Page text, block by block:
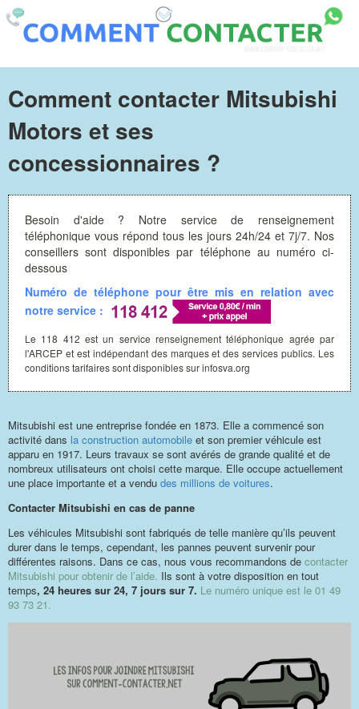
Comment contacter Mitsubishi
Motors et ses
concessionnaires ?
Besoin d'aide ? Notre service de renseignement
téléphonique vous répond tous les jours 24h/24 et 7j/7. Nos
conseillers sont disponibles par téléphone au numéro ci-
dessous
Numéro de téléphone pour être mis en relation avec
notre service :
Le 118 412 est un service renseignement téléphonique agrée par
l'ARCEP et est indépendant des marques et des services publics. Les
conditions tarifaires sont disponibles sur infosva.org
Mitsubishi est une entreprise fondée en 1873. Elle a commencé son
activité dans la construction automobile et son premier véhicule est
apparu en 1917. Leurs travaux se sont avérés de grande qualité et de
nombreux utilisateurs ont choisi cette marque. Elle occupe actuellement
une place importante et a vendu des millions de voitures.
Contacter Mitsubishi en cas de panne
Les véhicules Mitsubishi sont fabriqués de telle manière qu’ils peuvent
durer dans le temps, cependant, les pannes peuvent survenir pour
différentes raisons. Dans ce cas, nous vous recommandons de contacter
Mitsubishi pour obtenir de l’aide. Ils sont à votre disposition en tout
temps, 24 heures sur 24, 7 jours sur 7. Le numéro unique est le 01 49
93 73 21.